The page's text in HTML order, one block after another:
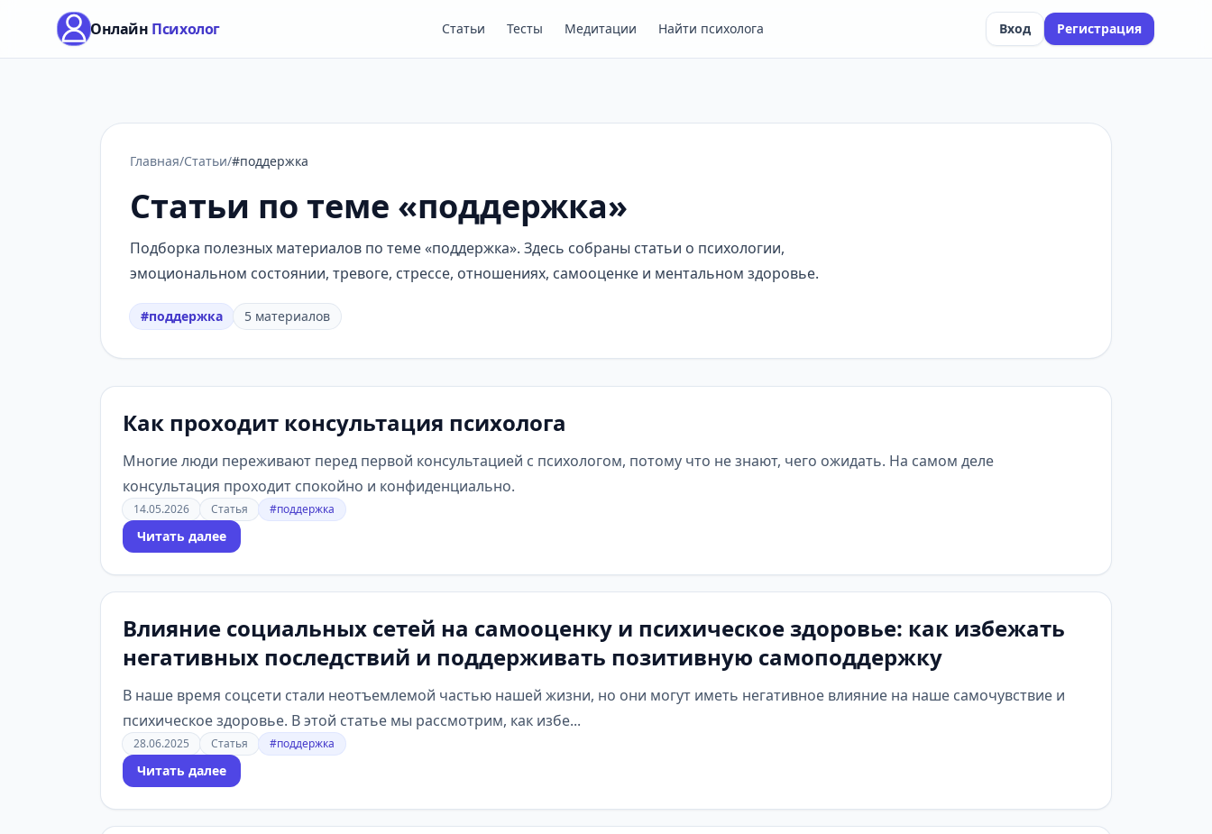
Онлайн Психолог Статьи Тесты Медитации Найти психолога Вход Регистрация
Главная/Статьи/#поддержка
Статьи по теме «поддержка»
Подборка полезных материалов по теме «поддержка». Здесь собраны статьи о психологии,
эмоциональном состоянии, тревоге, стрессе, отношениях, самооценке и ментальном здоровье.
#поддержка 5 материалов
Как проходит консультация психолога
Многие люди переживают перед первой консультацией с психологом, потому что не знают, чего ожидать. На самом деле
консультация проходит спокойно и конфиденциально.
14.05.2026 Статья #поддержка
Читать далее
Влияние социальных сетей на самооценку и психическое здоровье: как избежать
негативных последствий и поддерживать позитивную самоподдержку
В наше время соцсети стали неотъемлемой частью нашей жизни, но они могут иметь негативное влияние на наше самочувствие и
психическое здоровье. В этой статье мы рассмотрим, как избе...
28.06.2025 Статья #поддержка
Читать далее